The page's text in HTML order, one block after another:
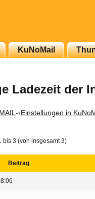
KuNoMail
Ladezeit der
-›Einstellungen in
bis 3 (von insgesamt 3)
Beitrag